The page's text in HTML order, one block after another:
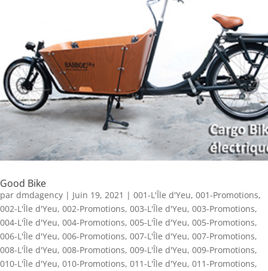
Good Bike
par dmdagency | Juin 19, 2021 | 001-L'Île d'Yeu, 001-Promotions,
002-L'Île d'Yeu, 002-Promotions, 003-L'Île d'Yeu, 003-Promotions,
004-L'Île d'Yeu, 004-Promotions, 005-L'Île d'Yeu, 005-Promotions,
006-L'Île d'Yeu, 006-Promotions, 007-L'Île d'Yeu, 007-Promotions,
008-L'Île d'Yeu, 008-Promotions, 009-L'Île d'Yeu, 009-Promotions,
010-L'Île d'Yeu, 010-Promotions, 011-L'Île d'Yeu, 011-Promotions,